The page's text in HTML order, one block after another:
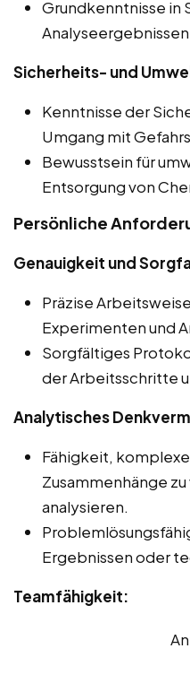
Grundkenntnisse in
Sicherheits- und
Kenntnisse der
Umgang mit
Bewusstsein für
Entsorgung von
Persönliche
Genauigkeit und
Präzise
Experimenten und
Sorgfältiges
der Arbeitsschritte
Analytisches
Fähigkeit,
Zusammenhänge
analysieren.
Ergebnissen oder
Teamfähigkeit: